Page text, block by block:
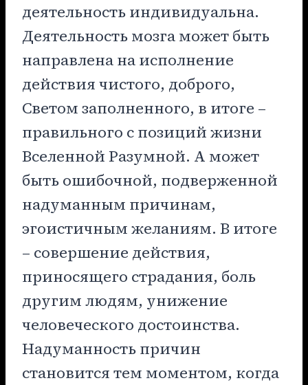
деятельность индивидуальна.
Деятельность мозга может быть
направлена на исполнение
действия чистого, доброго,
Светом заполненного, в итоге –
правильного с позиций жизни
Вселенной Разумной. А может
быть ошибочной, подверженной
надуманным причинам,
эгоистичным желаниям. В итоге
– совершение действия,
приносящего страдания, боль
другим людям, унижение
человеческого достоинства.
Надуманность причин
становится тем моментом, когда